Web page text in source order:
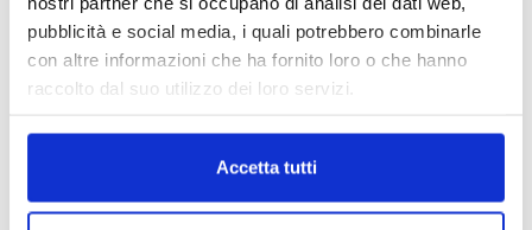
pubblicità e social media, i quali potrebbero combinarle
con altre informazioni che ha fornito loro o che hanno
raccolto dal suo utilizzo dei loro servizi.
Accetta tutti